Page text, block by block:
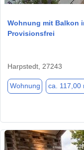
Wohnung mit Balkon
Provisionsfrei
Harpstedt, 27243
Wohnung ca. 117,00